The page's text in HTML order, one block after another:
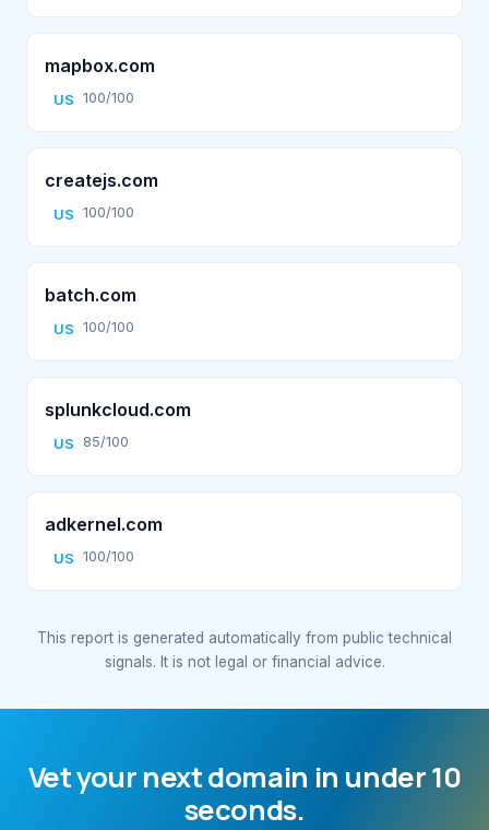
mapbox.com
US 100/100
createjs.com
US 100/100
batch.com
US 100/100
splunkcloud.com
US 85/100
adkernel.com
US 100/100
This report is generated automatically from public technical
signals. It is not legal or financial advice.
Vet your next domain in under 10
seconds.